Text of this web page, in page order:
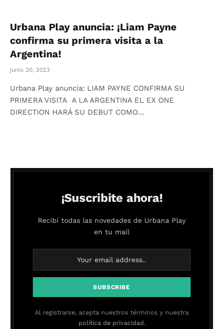
Urbana Play anuncia: ¡Liam Payne
confirma su primera visita a la
Argentina!
junio 20, 2023
Urbana Play anuncia: LIAM PAYNE CONFIRMA SU
PRIMERA VISITA A LA ARGENTINA EL EX ONE
DIRECTION HARÁ SU DEBUT COMO…
¡Suscribite ahora!
Recibí todas las novedades de Urbana Play
en tu mail
Al registrarse, acepta nuestros términos y nuestra
política de privacidad.